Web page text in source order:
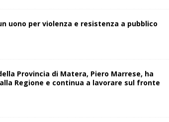
uono per violenza e resistenza a pubblico
Provincia di Matera, Piero Marrese, ha
Regione e continua a lavorare sul fronte